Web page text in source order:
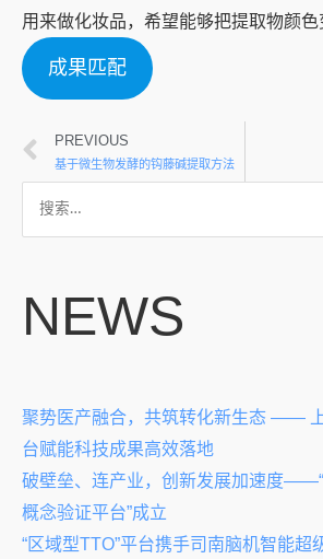
用来做化妆品，希望能够把提取物颜色
成果匹配
PREVIOUS
基于微生物发酵的钩藤碱提取方法
NEWS
聚势医产融合，共筑转化新生态 ——
台赋能科技成果高效落地
破壁垒、连产业，创新发展加速度
概念验证平台”成立
“区域型TTO”平台携手司南脑机智能超